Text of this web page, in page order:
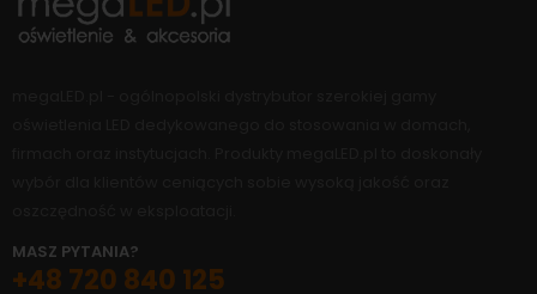
MASZ PYTANIA?
+48 720 840 125